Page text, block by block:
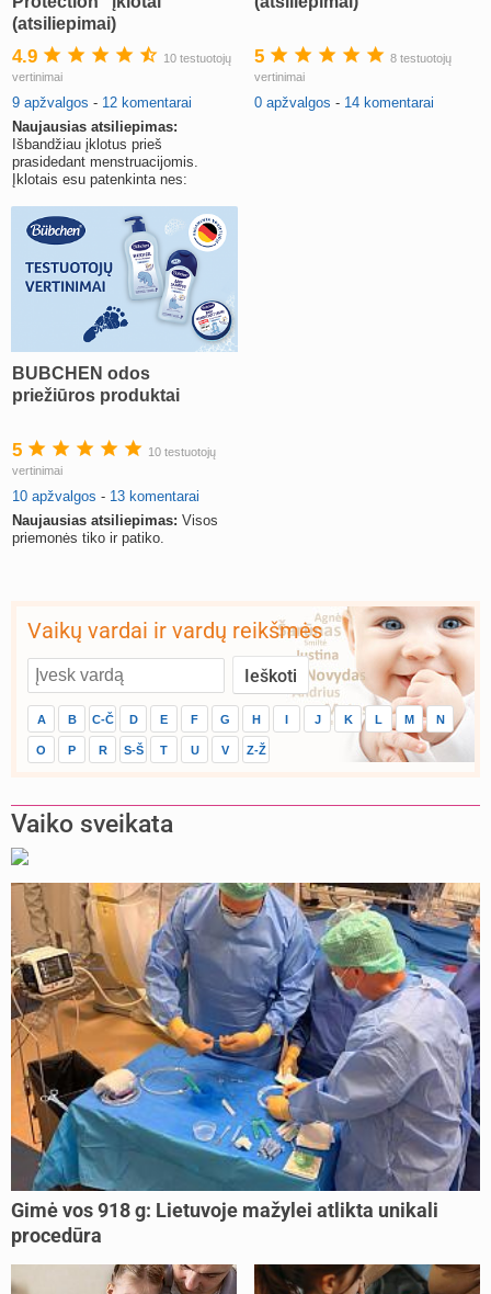
(atsiliepimai)
4.9
10 testuotojų
vertinimai
9 apžvalgos - 12 komentarai
Naujausias atsiliepimas:
Išbandžiau įklotus prieš
prasidedant menstruacijomis.
Įklotais esu patenkinta nes:
5
8 testuotojų
vertinimai
0 apžvalgos - 14 komentarai
BUBCHEN odos
priežiūros produktai
5
10 testuotojų
vertinimai
10 apžvalgos - 13 komentarai
Naujausias atsiliepimas: Visos
priemonės tiko ir patiko.
Vaikų vardai ir vardų reikšmės
A B C-Č D E F G H I J K L M N
O P R S-Š T U V Z-Ž
Vaiko sveikata
Gimė vos 918 g: Lietuvoje mažylei atlikta unikali
procedūra